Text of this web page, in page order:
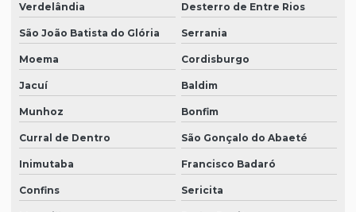
Verdelândia Desterro de Entre Rios
São João Batista do Glória Serrania
Moema Cordisburgo
Jacuí Baldim
Munhoz Bonfim
Curral de Dentro São Gonçalo do Abaeté
Inimutaba Francisco Badaró
Confins Sericita